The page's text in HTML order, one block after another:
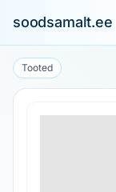
soodsamalt.ee
Tooted